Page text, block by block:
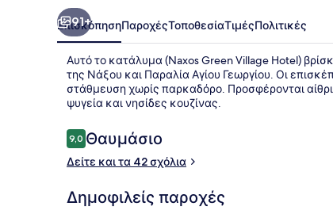
91+
ΕπισκόπησηΠαροχέςΤοποθεσίαΤιμέςΠολιτικές
Αυτό το κατάλυμα (Naxos Green Village Hotel)
της Νάξου και Παραλία Αγίου Γεωργίου. Οι
στάθμευση χωρίς παρκαδόρο. Προσφέρονται
ψυγεία και νησίδες κουζίνας.
Σχόλια
9,09,0 στα 10
Θαυμάσιο
Δείτε και τα 42 σχόλια
Δημοφιλείς παροχές